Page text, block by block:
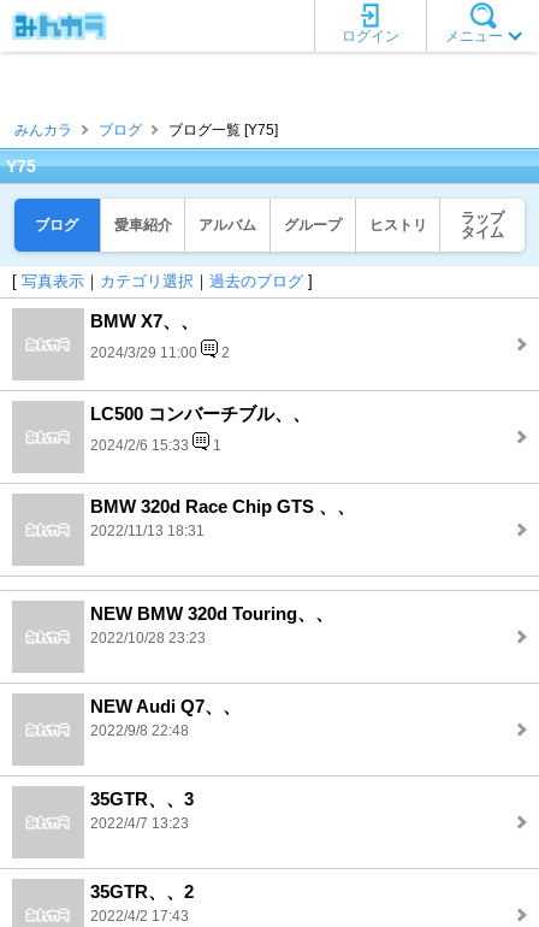
メニュー
ログイン
みんカラ ブログ ブログ一覧 [Y75]
Y75
ブログ 愛車紹介 アルバム グループ ヒストリ
ラップ
タイム
[ 写真表示 ｜ カテゴリ選択 ｜ 過去のブログ ]
BMW X7、、
2024/3/29 11:00 2
LC500 コンバーチブル、、
2024/2/6 15:33 1
BMW 320d Race Chip GTS 、、
2022/11/13 18:31
NEW BMW 320d Touring、、
2022/10/28 23:23
NEW Audi Q7、、
2022/9/8 22:48
35GTR、、3
2022/4/7 13:23
35GTR、、2
2022/4/2 17:43